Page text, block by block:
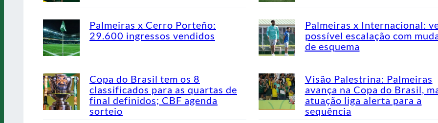
Palmeiras x Cerro Porteño:
29.600 ingressos vendidos
Palmeiras x Internacional:
possível escalação com
de esquema
Copa do Brasil tem os 8
classificados para as quartas de
final definidos; CBF agenda
sorteio
Visão Palestrina: Palmeiras
avança na Copa do Brasil,
atuação liga alerta para a
sequência